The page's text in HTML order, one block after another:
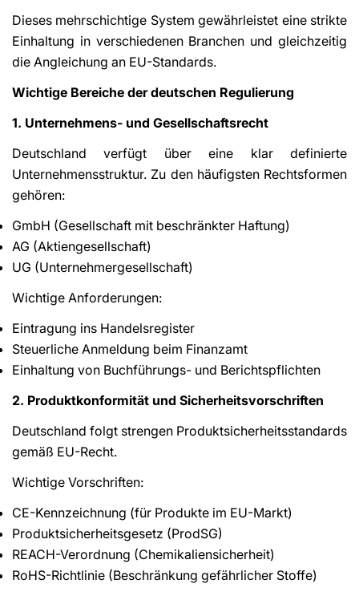
Dieses mehrschichtige System gewährleistet eine strikte
Einhaltung in verschiedenen Branchen und gleichzeitig
die Angleichung an EU-Standards.
Wichtige Bereiche der deutschen Regulierung
1. Unternehmens- und Gesellschaftsrecht
Deutschland verfügt über eine klar definierte
Unternehmensstruktur. Zu den häufigsten Rechtsformen
gehören:
GmbH (Gesellschaft mit beschränkter Haftung)
AG (Aktiengesellschaft)
UG (Unternehmergesellschaft)
Wichtige Anforderungen:
Eintragung ins Handelsregister
Steuerliche Anmeldung beim Finanzamt
Einhaltung von Buchführungs- und Berichtspflichten
2. Produktkonformität und Sicherheitsvorschriften
Deutschland folgt strengen Produktsicherheitsstandards
gemäß EU-Recht.
Wichtige Vorschriften:
CE-Kennzeichnung (für Produkte im EU-Markt)
Produktsicherheitsgesetz (ProdSG)
REACH-Verordnung (Chemikaliensicherheit)
RoHS-Richtlinie (Beschränkung gefährlicher Stoffe)